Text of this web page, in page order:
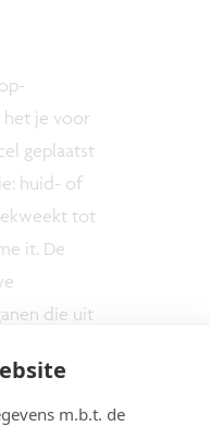
m.b.t. de
het je voor
geplaatst
huid- of
tot
it. De
die uit
en
de